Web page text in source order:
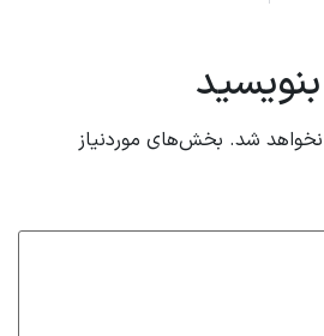
شد. بخش‌های موردنیاز